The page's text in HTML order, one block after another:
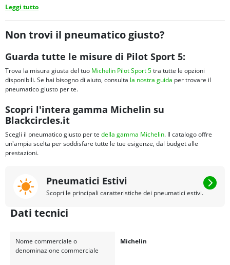
Leggi tutto
Non trovi il pneumatico giusto?
Guarda tutte le misure di Pilot Sport 5:
Trova la misura giusta del tuo Michelin Pilot Sport 5tra tutte le opzioni
disponibili. Se hai bisogno di aiuto, consulta la nostra guida per trovare il
pneumatico giusto per te.
Scopri l'intera gamma Michelin su
Blackcircles.it
Scegli il pneumatico giusto per te della gamma Michelin. Il catalogo offre
un'ampia scelta per soddisfare tutte le tue esigenze, dal budget alle
prestazioni.
Pneumatici Estivi
Scopri le principali caratteristiche dei pneumatici estivi.
Dati tecnici
Nome commerciale o
denominazione commerciale
Michelin